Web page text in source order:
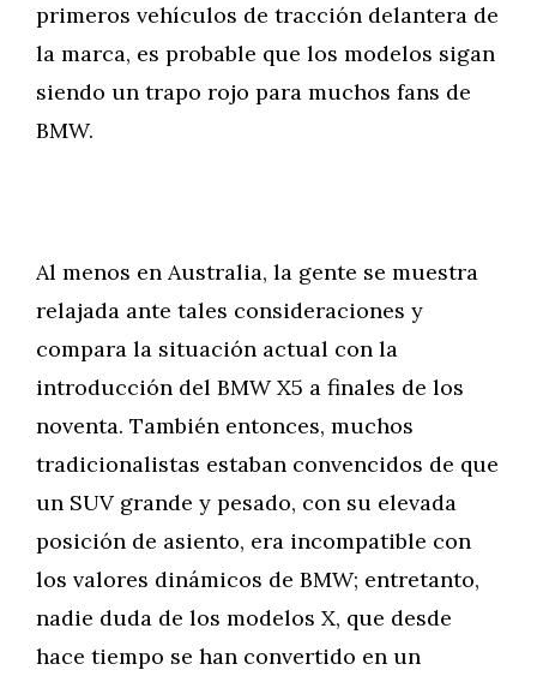
primeros vehículos de tracción delantera de
la marca, es probable que los modelos sigan
siendo un trapo rojo para muchos fans de
BMW.
Al menos en Australia, la gente se muestra
relajada ante tales consideraciones y
compara la situación actual con la
introducción del BMW X5 a finales de los
noventa. También entonces, muchos
tradicionalistas estaban convencidos de que
un SUV grande y pesado, con su elevada
posición de asiento, era incompatible con
los valores dinámicos de BMW; entretanto,
nadie duda de los modelos X, que desde
hace tiempo se han convertido en un